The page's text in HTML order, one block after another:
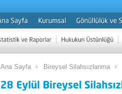
Ana Sayfa Bireysel Silahsızlanma